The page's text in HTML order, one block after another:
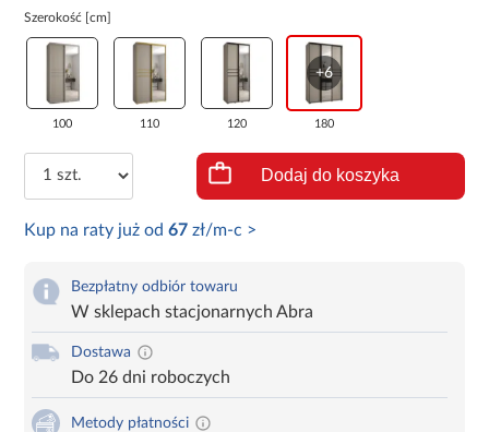
Szerokość [cm]
100 110 120
+6
180
Dodaj do koszyka
Kup na raty już od67 zł/m-c >
Bezpłatny odbiór towaru
W sklepach stacjonarnych Abra
Dostawa
Do 26 dni roboczych
Metody płatności